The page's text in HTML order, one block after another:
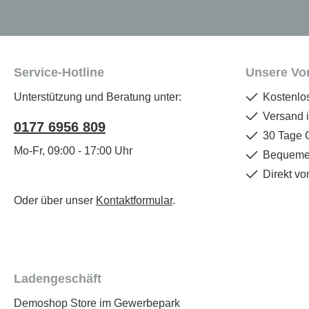
Service-Hotline
Unterstützung und Beratung unter:
0177 6956 809
Mo-Fr, 09:00 - 17:00 Uhr
Oder über unser Kontaktformular.
Unsere
Versand
30 Tage
Direkt
Ladengeschäft
Demoshop Store im Gewerbepark